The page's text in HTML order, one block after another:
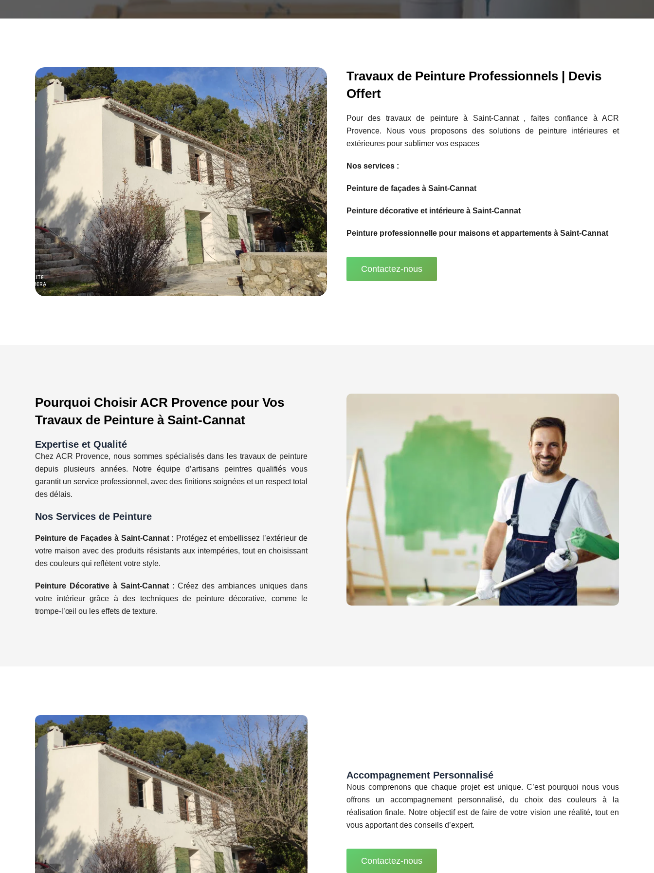
Travaux de Peinture Professionnels | Devis
Offert
Pour des travaux de peinture à Saint-Cannat , faites confiance à ACR
Provence. Nous vous proposons des solutions de peinture intérieures et
extérieures pour sublimer vos espaces
Nos services :
Peinture de façades à Saint-Cannat
Peinture décorative et intérieure à Saint-Cannat
Peinture professionnelle pour maisons et appartements à Saint-Cannat
Contactez-nous
Pourquoi Choisir ACR Provence pour Vos
Travaux de Peinture à Saint-Cannat
Expertise et Qualité
Chez ACR Provence, nous sommes spécialisés dans les travaux de peinture
depuis plusieurs années. Notre équipe d’artisans peintres qualifiés vous
garantit un service professionnel, avec des finitions soignées et un respect total
des délais.
Nos Services de Peinture
Peinture de Façades à Saint-Cannat : Protégez et embellissez l’extérieur de
votre maison avec des produits résistants aux intempéries, tout en choisissant
des couleurs qui reflètent votre style.
Peinture Décorative à Saint-Cannat : Créez des ambiances uniques dans
votre intérieur grâce à des techniques de peinture décorative, comme le
trompe-l’œil ou les effets de texture.
Accompagnement Personnalisé
Nous comprenons que chaque projet est unique. C’est pourquoi nous vous
offrons un accompagnement personnalisé, du choix des couleurs à la
réalisation finale. Notre objectif est de faire de votre vision une réalité, tout en
vous apportant des conseils d’expert.
Contactez-nous